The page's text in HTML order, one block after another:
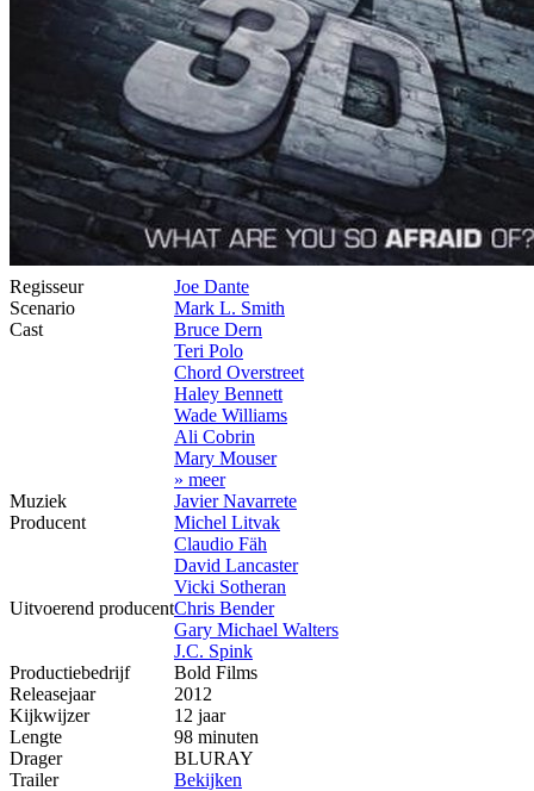
Regisseur
Joe Dante
Scenario
Mark L. Smith
Cast
Bruce Dern
Teri Polo
Chord Overstreet
Haley Bennett
Wade Williams
Ali Cobrin
Mary Mouser
» meer
Muziek
Javier Navarrete
Producent
Michel Litvak
Claudio Fäh
David Lancaster
Vicki Sotheran
Uitvoerend producentChris Bender
Gary Michael Walters
J.C. Spink
Productiebedrijf
Bold Films
Releasejaar
2012
Kijkwijzer
12 jaar
Lengte
98 minuten
Drager
BLURAY
Trailer
Bekijken